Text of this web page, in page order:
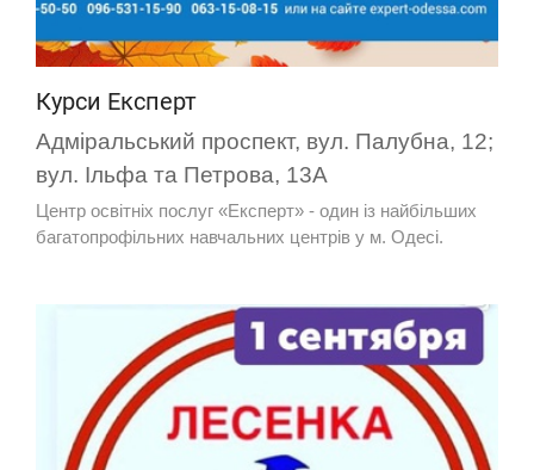
Курси Експерт
Адміральський проспект, вул. Палубна, 12;
вул. Ільфа та Петрова, 13А
Центр освітніх послуг «Експерт» - один із найбільших
багатопрофільних навчальних центрів у м. Одесі.